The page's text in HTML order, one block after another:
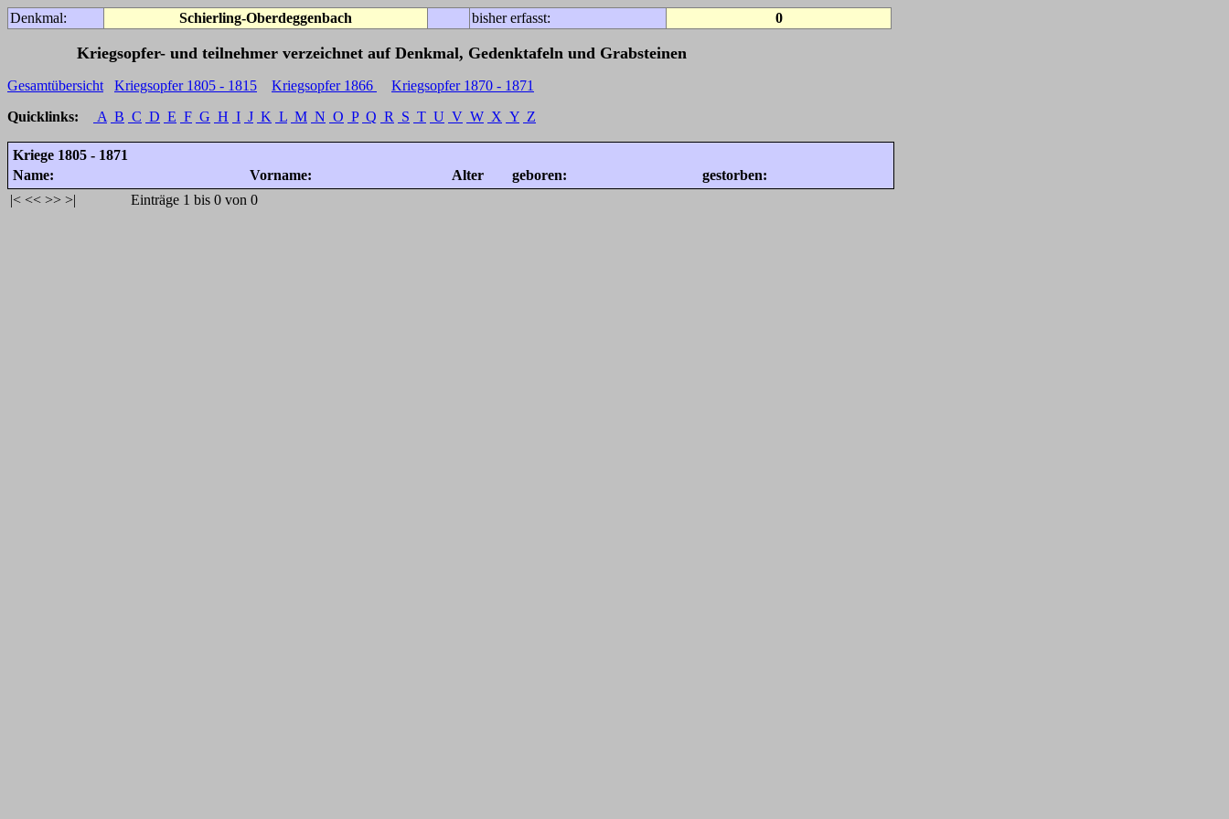
Denkmal: Schierling-Oberdeggenbach bisher erfasst: 0
Kriegsopfer- und teilnehmer verzeichnet auf Denkmal, Gedenktafeln und Grabsteinen
Gesamtübersicht Kriegsopfer 1805 - 1815 Kriegsopfer 1866
Kriegsopfer 1870 - 1871
Quicklinks:
A B C D E F G H I J K L M N O P Q R S T U V W X Y Z
Kriege 1805 - 1871
Name:
Vorname: Alter geboren:
gestorben:
|< << >> >| Einträge 1 bis 0 von 0